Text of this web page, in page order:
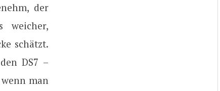
der
weicher,
schätzt.
DS7 –
man